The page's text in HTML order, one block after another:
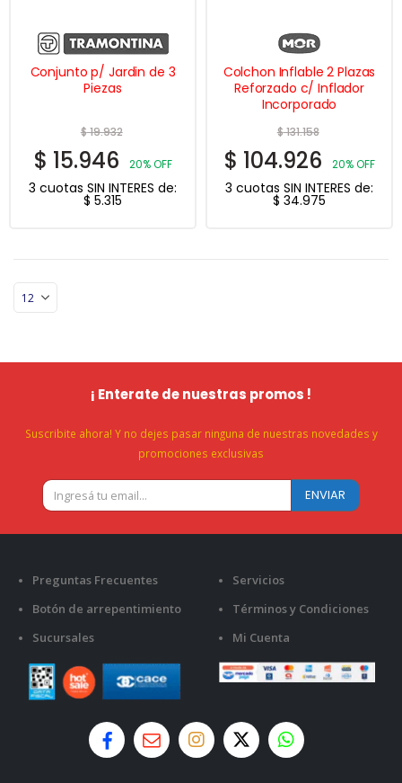
Conjunto p/ Jardin de 3
Piezas
$19.932
$ 15.946 20% OFF
3 cuotas SIN INTERES de:
$ 5.315
Colchon Inflable 2 Plazas
Reforzado c/ Inflador
Incorporado
$131.158
$ 104.926 20% OFF
3 cuotas SIN INTERES de:
$ 34.975
¡ Enterate de nuestras promos !
Suscribite ahora! Y no dejes pasar ninguna de nuestras novedades y
promociones exclusivas
Preguntas Frecuentes
Botón de arrepentimiento
Sucursales
Servicios
Términos y Condiciones
Mi Cuenta